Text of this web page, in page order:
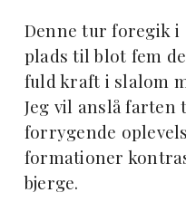
Denne tur foregik i
plads til blot fem
fuld kraft i slalom
Jeg vil anslå farten
forrygende
formationer
bjerge.